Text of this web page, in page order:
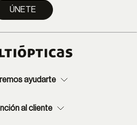
ÚNETE
ayudarte
al cliente